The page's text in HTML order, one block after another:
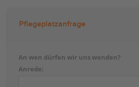
Pflegeplatzanfrage
An wen dürfen wir uns wenden?
Anrede: